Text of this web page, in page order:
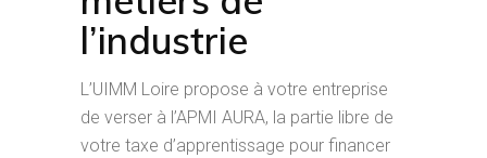
l’industrie
L’UIMM Loire propose à votre entreprise
de verser à l’APMI AURA, la partie libre de
votre taxe d’apprentissage pour financer